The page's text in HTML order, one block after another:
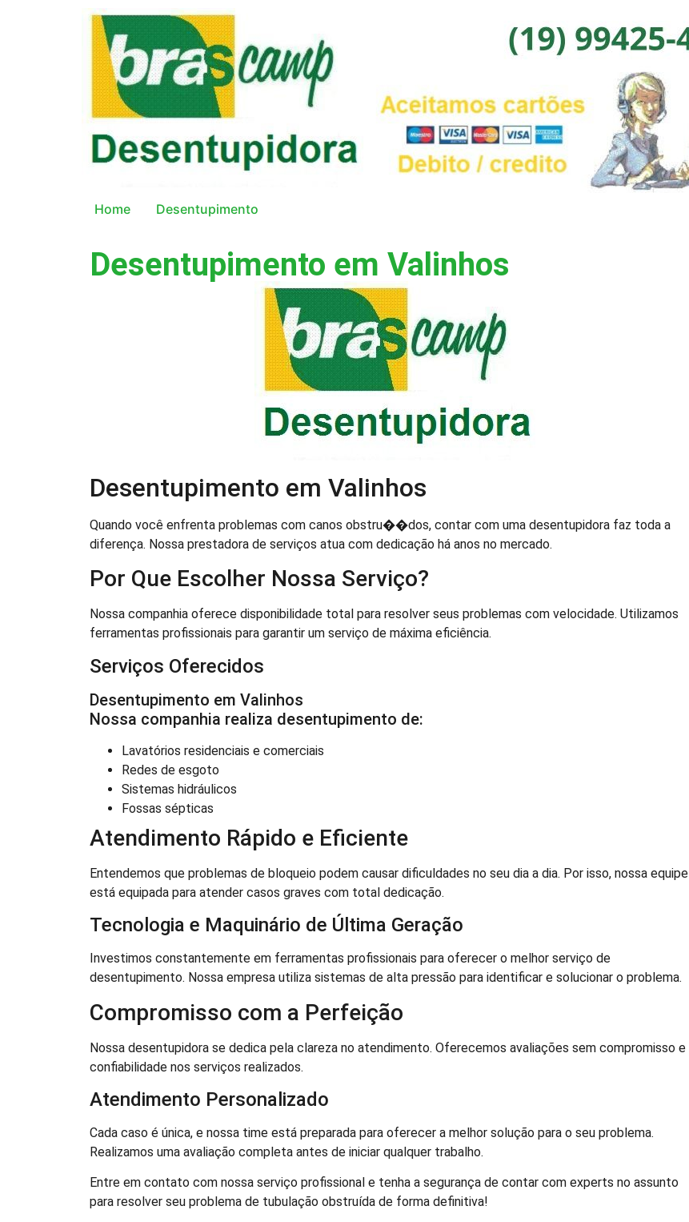
Home Desentupimento
Desentupimento em Valinhos
Desentupimento em Valinhos
Quando você enfrenta problemas com canos obstru��dos, contar com uma desentupidora faz toda a
diferença. Nossa prestadora de serviços atua com dedicação há anos no mercado.
Por Que Escolher Nossa Serviço?
Nossa companhia oferece disponibilidade total para resolver seus problemas com velocidade. Utilizamos
ferramentas profissionais para garantir um serviço de máxima eficiência.
Serviços Oferecidos
Desentupimento em Valinhos
Nossa companhia realiza desentupimento de:
Lavatórios residenciais e comerciais
Redes de esgoto
Sistemas hidráulicos
Fossas sépticas
Atendimento Rápido e Eficiente
Entendemos que problemas de bloqueio podem causar dificuldades no seu dia a dia. Por isso, nossa equipe
está equipada para atender casos graves com total dedicação.
Tecnologia e Maquinário de Última Geração
Investimos constantemente em ferramentas profissionais para oferecer o melhor serviço de
desentupimento. Nossa empresa utiliza sistemas de alta pressão para identificar e solucionar o problema.
Compromisso com a Perfeição
Nossa desentupidora se dedica pela clareza no atendimento. Oferecemos avaliações sem compromisso e
confiabilidade nos serviços realizados.
Atendimento Personalizado
Cada caso é única, e nossa time está preparada para oferecer a melhor solução para o seu problema.
Realizamos uma avaliação completa antes de iniciar qualquer trabalho.
Entre em contato com nossa serviço profissional e tenha a segurança de contar com experts no assunto
para resolver seu problema de tubulação obstruída de forma definitiva!